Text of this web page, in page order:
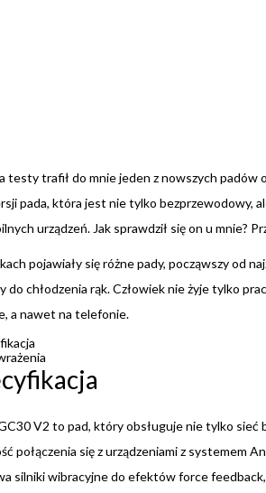
testy trafił do mnie jeden z nowszych padów
pada, która jest nie tylko bezprzewodowy,
urządzeń. Jak sprawdził się on u mnie?
pojawiały się różne pady, począwszy od
chłodzenia rąk. Człowiek nie żyje tylko
a nawet na telefonie.
V2 to pad, który obsługuje nie tylko sieć
połączenia się z urządzeniami z systemem
silniki wibracyjne do efektów force